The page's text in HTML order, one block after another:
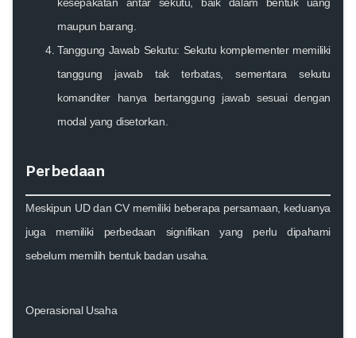
maupun barang.
Tanggung Jawab Sekutu: Sekutu komplementer memiliki
tanggung jawab tak terbatas, sementara sekutu
komanditer hanya bertanggung jawab sesuai dengan
modal yang disetorkan.
Perbedaan
Meskipun UD dan CV memiliki beberapa persamaan, keduanya
juga memiliki perbedaan signifikan yang perlu dipahami
sebelum memilih bentuk badan usaha.
Operasional Usaha